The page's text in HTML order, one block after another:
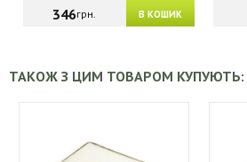
В КОШИК
346грн.
ТАКОЖ З ЦИМ ТОВАРОМ КУПУЮТЬ: